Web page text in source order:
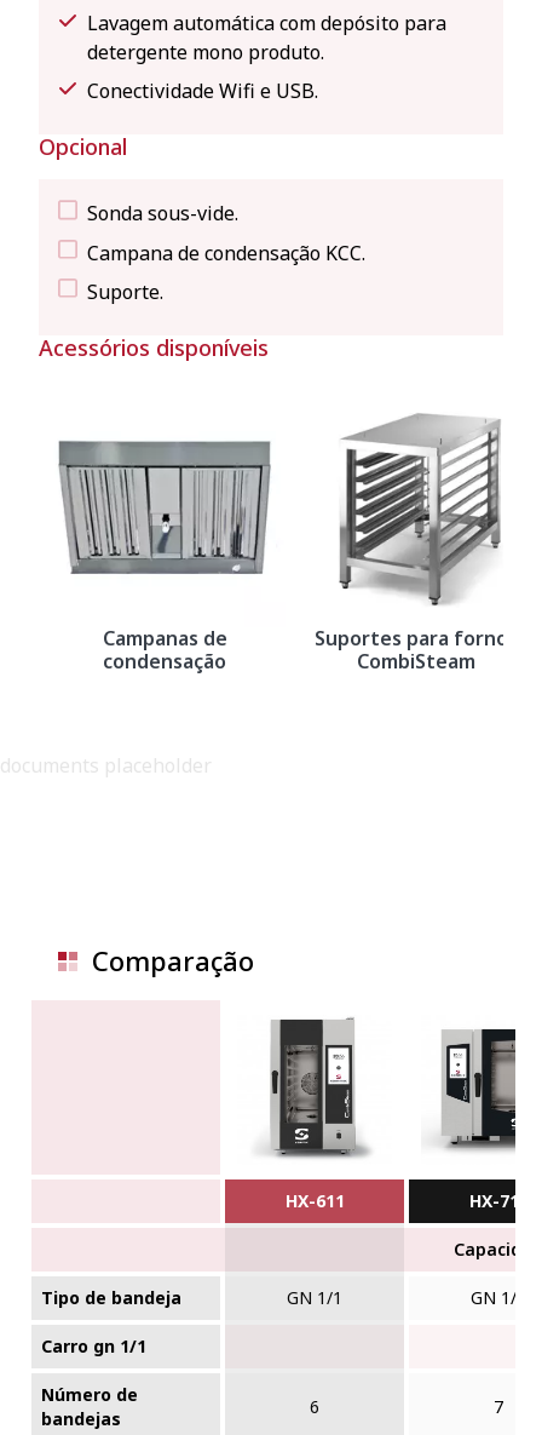
Lavagem automática com depósito para
detergente mono produto.
Conectividade Wifi e USB.
Opcional
Sonda sous-vide.
Campana de condensação KCC.
Suporte.
Acessórios disponíveis
Campanas de
condensação
Suportes para fornos
CombiSteam
documents placeholder
Comparação
HX-611 HX-711
Tipo de bandeja GN 1/1 GN 1/1
Carro gn 1/1
Número de
bandejas
6 7